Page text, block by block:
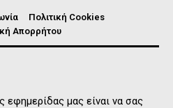
Πολιτική Cookies
Απορρήτου
μας είναι να σας